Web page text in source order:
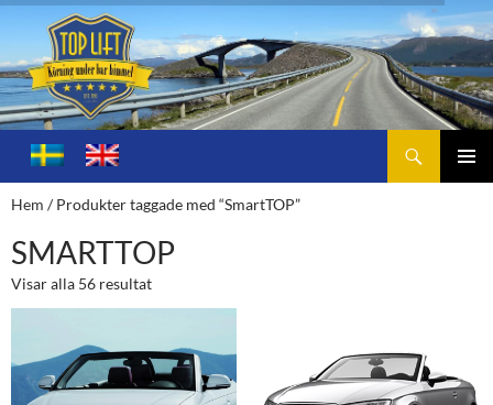
Toplift.se – för körning under bar himmel
HOPPA
TILL
INNEHÅLL
Hem / Produkter taggade med “SmartTOP”
SMARTTOP
Visar alla 56 resultat